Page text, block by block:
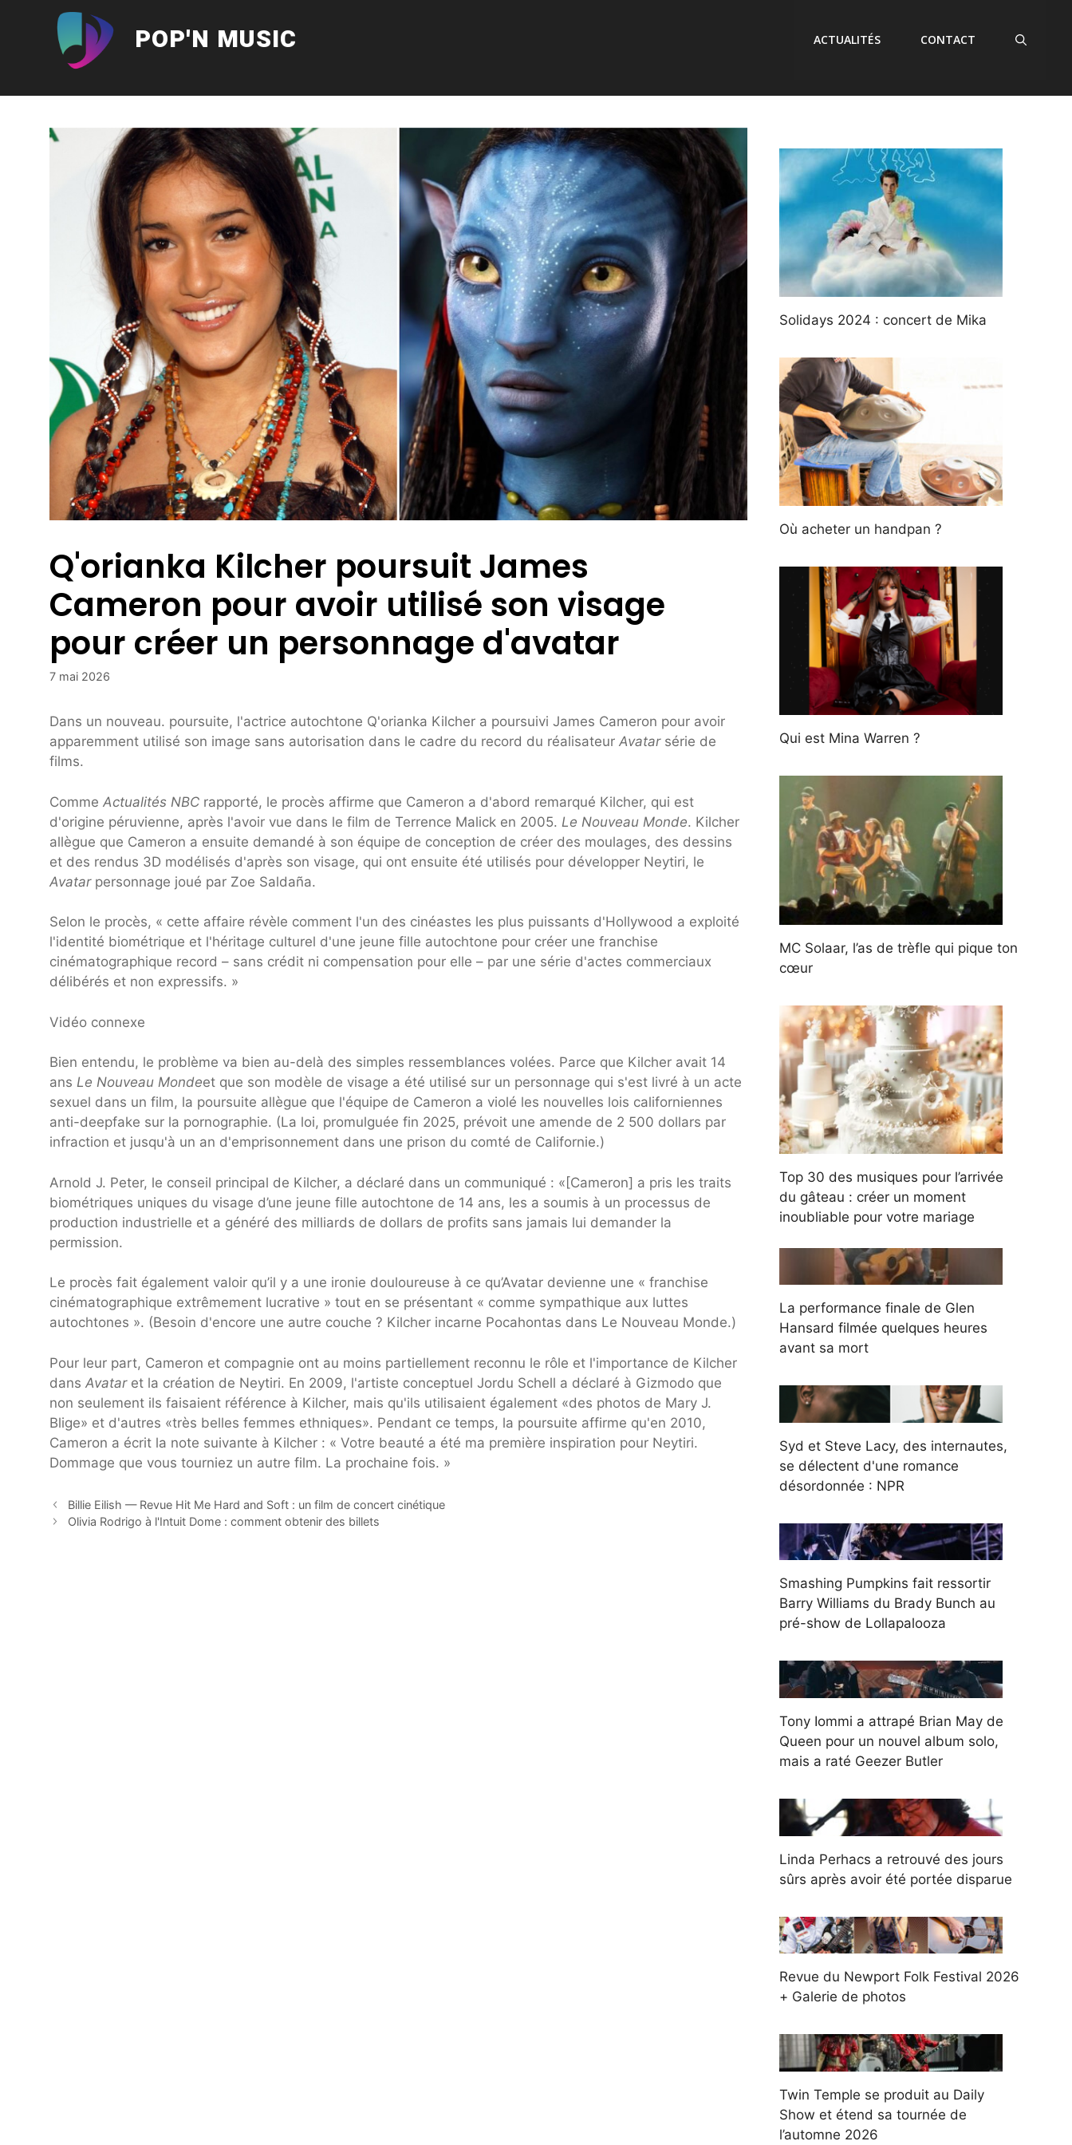
POP'N MUSIC ACTUALITÉS CONTACT
Q'orianka Kilcher poursuit James
Cameron pour avoir utilisé son visage
pour créer un personnage d'avatar
7 mai 2026
Dans un nouveau. poursuite, l'actrice autochtone Q'orianka Kilcher a poursuivi James Cameron pour avoir
apparemment utilisé son image sans autorisation dans le cadre du record du réalisateur Avatarsérie de
films.
Comme Actualités NBC rapporté, le procès affirme que Cameron a d'abord remarqué Kilcher, qui est
d'origine péruvienne, après l'avoir vue dans le film de Terrence Malick en 2005. Le Nouveau Monde. Kilcher
allègue que Cameron a ensuite demandé à son équipe de conception de créer des moulages, des dessins
et des rendus 3D modélisés d'après son visage, qui ont ensuite été utilisés pour développer Neytiri, le
Avatarpersonnage joué par Zoe Saldaña.
Selon le procès, « cette affaire révèle comment l'un des cinéastes les plus puissants d'Hollywood a exploité
l'identité biométrique et l'héritage culturel d'une jeune fille autochtone pour créer une franchise
cinématographique record – sans crédit ni compensation pour elle – par une série d'actes commerciaux
délibérés et non expressifs. »
Vidéo connexe
Bien entendu, le problème va bien au-delà des simples ressemblances volées. Parce que Kilcher avait 14
ans Le Nouveau Mondeet que son modèle de visage a été utilisé sur un personnage qui s'est livré à un acte
sexuel dans un film, la poursuite allègue que l'équipe de Cameron a violé les nouvelles lois californiennes
anti-deepfake sur la pornographie. (La loi, promulguée fin 2025, prévoit une amende de 2 500 dollars par
infraction et jusqu'à un an d'emprisonnement dans une prison du comté de Californie.)
Arnold J. Peter, le conseil principal de Kilcher, a déclaré dans un communiqué : «[Cameron] a pris les traits
biométriques uniques du visage d’une jeune fille autochtone de 14 ans, les a soumis à un processus de
production industrielle et a généré des milliards de dollars de profits sans jamais lui demander la
permission.
Le procès fait également valoir qu’il y a une ironie douloureuse à ce qu’Avatar devienne une « franchise
cinématographique extrêmement lucrative » tout en se présentant « comme sympathique aux luttes
autochtones ». (Besoin d'encore une autre couche ? Kilcher incarne Pocahontas dans Le Nouveau Monde.)
Pour leur part, Cameron et compagnie ont au moins partiellement reconnu le rôle et l'importance de Kilcher
dans Avataret la création de Neytiri. En 2009, l'artiste conceptuel Jordu Schell a déclaré à Gizmodo que
non seulement ils faisaient référence à Kilcher, mais qu'ils utilisaient également «des photos de Mary J.
Blige» et d'autres «très belles femmes ethniques». Pendant ce temps, la poursuite affirme qu'en 2010,
Cameron a écrit la note suivante à Kilcher : « Votre beauté a été ma première inspiration pour Neytiri.
Dommage que vous tourniez un autre film. La prochaine fois. »
Billie Eilish — Revue Hit Me Hard and Soft : un film de concert cinétique
Olivia Rodrigo à l'Intuit Dome : comment obtenir des billets
Solidays 2024 : concert de Mika
Où acheter un handpan ?
Qui est Mina Warren ?
MC Solaar, l’as de trèfle qui pique ton
cœur
Top 30 des musiques pour l’arrivée
du gâteau : créer un moment
inoubliable pour votre mariage
La performance finale de Glen
Hansard filmée quelques heures
avant sa mort
Syd et Steve Lacy, des internautes,
se délectent d'une romance
désordonnée : NPR
Smashing Pumpkins fait ressortir
Barry Williams du Brady Bunch au
pré-show de Lollapalooza
Tony Iommi a attrapé Brian May de
Queen pour un nouvel album solo,
mais a raté Geezer Butler
Linda Perhacs a retrouvé des jours
sûrs après avoir été portée disparue
Revue du Newport Folk Festival 2026
+ Galerie de photos
Twin Temple se produit au Daily
Show et étend sa tournée de
l’automne 2026